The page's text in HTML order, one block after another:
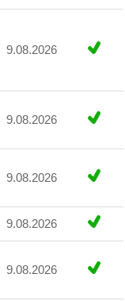
9.08.2026
9.08.2026
9.08.2026
9.08.2026
9.08.2026